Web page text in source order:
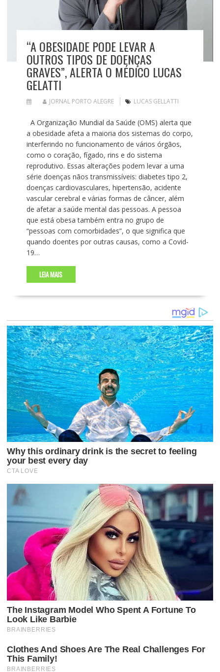
“A OBESIDADE PODE LEVAR A
OUTROS TIPOS DE DOENÇAS
GRAVES”, ALERTA O MÉDICO LUCAS
GELATTI
JORNAL PORTO ALEGRE LUCAS GELLATTI
A Organização Mundial da Saúde (OMS) alerta que
a obesidade afeta a maioria dos sistemas do corpo,
interferindo no funcionamento de vários órgãos,
como o coração, fígado, rins e do sistema
reprodutivo. Essas alterações podem levar a uma
série doenças nãos transmissíveis: diabetes tipo 2,
doenças cardiovasculares, hipertensão, acidente
vascular cerebral e várias formas de câncer, além
de afetar a saúde mental das pessoas. A pessoa
que está obesa também entra no grupo de
“pessoas com comorbidades”, o que significa que
quando doentes por outras causas, como a Covid-
19…
LEIA MAIS